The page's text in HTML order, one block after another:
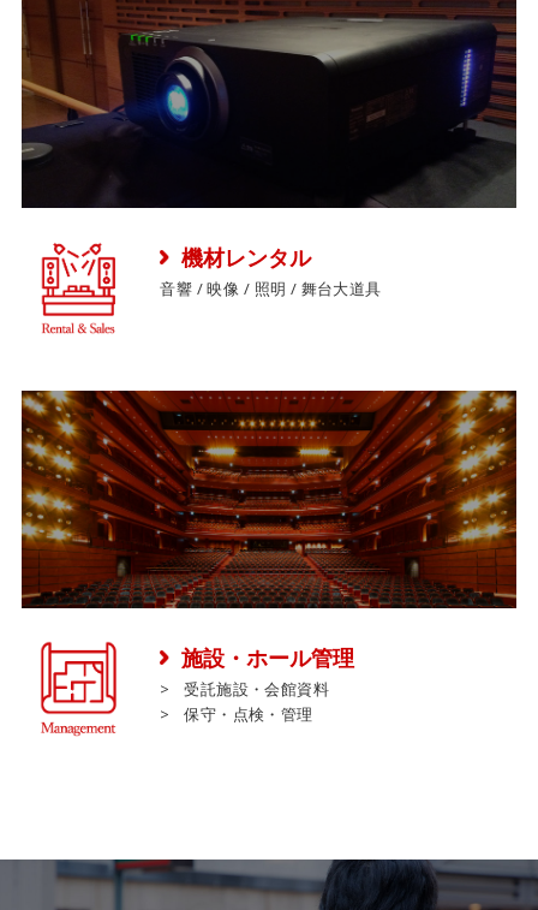
機材レンタル
音響 / 映像 / 照明 / 舞台大道具
施設・ホール管理
受託施設・会館資料
保守・点検・管理